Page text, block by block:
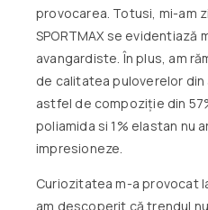
provocarea. Totusi, mi-am
SPORTMAX se evidentiază
avangardiste. În plus, am
de calitatea puloverelor din
astfel de compoziție din
poliamida si 1% elastan nu
impresioneze.
Curiozitatea m-a provocat
am descoperit că trendul